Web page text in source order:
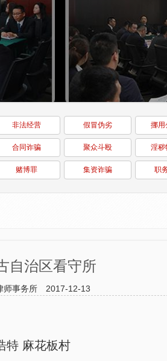
非法经营 假冒伪劣 挪用
合同诈骗 聚众斗殴 淫秽
赌博罪 集资诈骗 职
自治区看守所
师事务所 2017-12-13
特 麻花板村